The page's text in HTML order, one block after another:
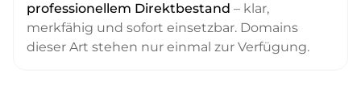
professionellem Direktbestand – klar,
merkfähig und sofort einsetzbar. Domains
dieser Art stehen nur einmal zur Verfügung.